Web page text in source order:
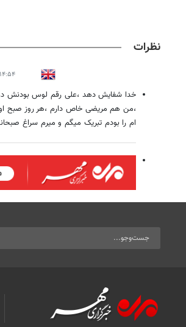
نظرات
۱۴:۵۴ - ۱۴۰۳/۱۱/۱۰
خدا شفایش دهد ،علی رقم لوس بودنش
،من هم مریضی خاص دارم ،هر روز صبح
ام را بودم تبریک میگم و میرم سراغ